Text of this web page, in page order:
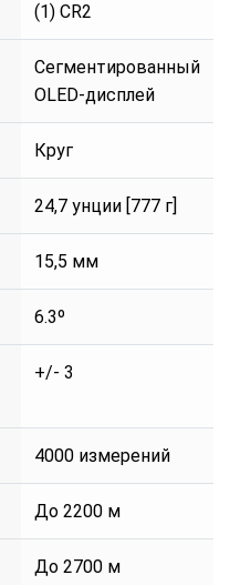
(1) CR2
Сегментированный
OLED-дисплей
Круг
24,7 унции [777 г]
15,5 мм
6.3º
+/- 3
4000 измерений
До 2200 м
До 2700 м